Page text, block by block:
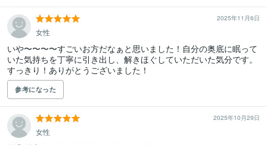
2025年11月6日
女性
いや〜〜〜〜すごいお方だなぁと思いました！自分の奥底に眠って
いた気持ちを丁寧に引き出し、解きほぐしていただいた気分です。
すっきり！ありがとうございました！
参考になった
2025年10月29日
女性